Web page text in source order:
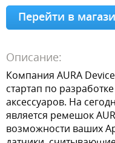
Перейти в
Описание:
Компания AURA
стартап по
аксессуаров. На
является ремешок
возможности ваших